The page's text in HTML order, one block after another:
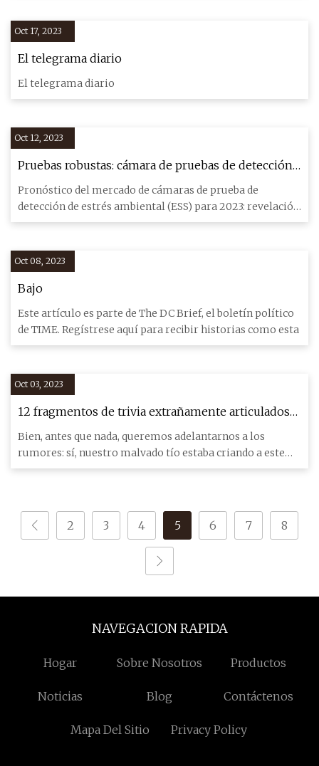
Oct 17, 2023
El telegrama diario
El telegrama diario
Oct 12, 2023
Pruebas robustas: cámara de pruebas de detección
de estrés ambiental (ESS)
Pronóstico del mercado de cámaras de prueba de
detección de estrés ambiental (ESS) para 2023: revelación
de oportunidade
Oct 08, 2023
Bajo
Este artículo es parte de The DC Brief, el boletín político
de TIME. Regístrese aquí para recibir historias como esta
Oct 03, 2023
12 fragmentos de trivia extrañamente articulados
que encontramos explicados en las telarañas
encima de nuestro ahora
Bien, antes que nada, queremos adelantarnos a los
rumores: sí, nuestro malvado tío estaba criando a este
adorable y pre
2 3 4 5 6 7 8
NAVEGACION RAPIDA
Hogar Sobre Nosotros Productos
Noticias Blog Contáctenos
Mapa Del Sitio Privacy Policy